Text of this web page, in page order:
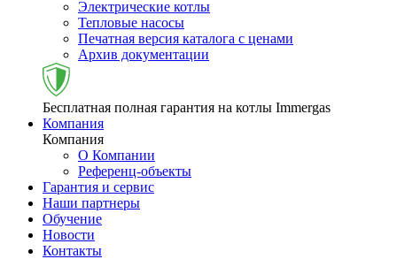
Электрические котлы
Тепловые насосы
Печатная версия каталога с ценами
Архив документации
Бесплатная полная гарантия на котлы Immergas
Компания
Компания
О Компании
Референц-объекты
Гарантия и сервис
Наши партнеры
Обучение
Новости
Контакты